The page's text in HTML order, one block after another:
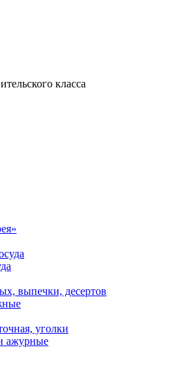
класса
выпечки, десертов
уголки
ажурные